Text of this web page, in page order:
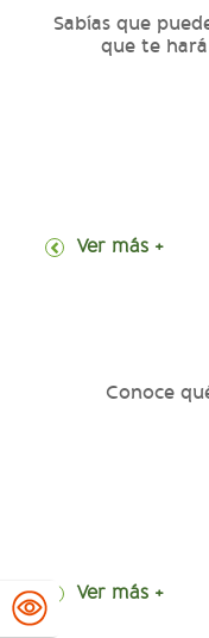
¿Sabías que
que te
+ Ver más
Conoce
+ Ver más